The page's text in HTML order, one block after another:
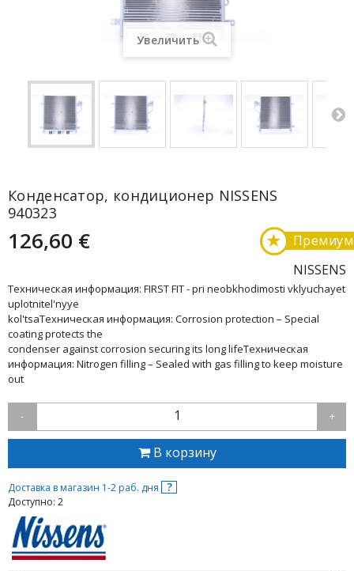
Увеличить
Конденсатор, кондиционер NISSENS
940323
126,60 € Премиум
★
NISSENS
Техническая информация: FIRST FIT - pri neobkhodimosti vklyuchayet
uplotnitel'nyye
kol'tsaТехническая информация: Corrosion protection – Special
coating protects the
condenser against corrosion securing its long lifeТехническая
информация: Nitrogen filling – Sealed with gas filling to keep moisture
out
- 1 +
В корзину
Доставка в магазин 1-2 раб. дня ?
Доступно: 2